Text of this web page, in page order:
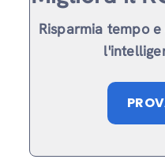
Risparmia tempo